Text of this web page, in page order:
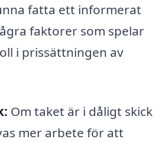
fatta ett informerat
faktorer som spelar
i prissättningen av
Om taket är i dåligt skick
mer arbete för att